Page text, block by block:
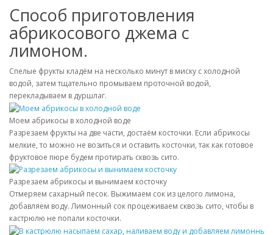
Способ приготовления
абрикосового джема с
лимоном.
Спелые фрукты кладём на несколько минут в миску с холодной
водой, затем тщательно промываем проточной водой,
перекладываем в дуршлаг.
Моем абрикосы в холодной воде
Разрезаем фрукты на две части, достаём косточки. Если абрикосы
мелкие, то можно не возиться и оставить косточки, так как готовое
фруктовое пюре будем протирать сквозь сито.
Разрезаем абрикосы и вынимаем косточку
Отмеряем сахарный песок. Выжимаем сок из целого лимона,
добавляем воду. Лимонный сок процеживаем сквозь сито, чтобы в
кастрюлю не попали косточки.